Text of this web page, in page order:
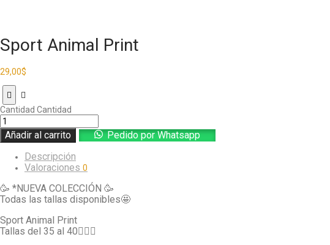
Sport Animal Print
29,00$
Cantidad Cantidad
Añadir al carrito
Pedido por Whatsapp
Descripción
Valoraciones 0
🥳 *NUEVA COLECCIÓN 🥳
Todas las tallas disponibles🤩
Sport Animal Print
Tallas del 35 al 40👉🏼👣